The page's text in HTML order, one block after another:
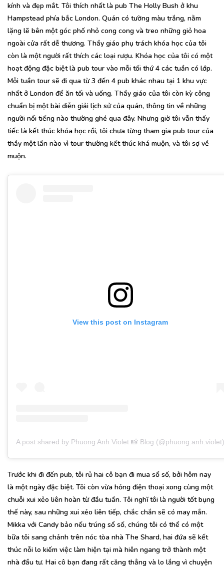
kính và đẹp mắt. Tôi thích nhất là pub The Holly Bush ở khu
Hampstead phía bắc London. Quán có tường màu trắng, nằm
lặng lẽ bên một góc phố nhỏ cong cong và treo những giỏ hoa
ngoài cửa rất dễ thương. Thầy giáo phụ trách khóa học của tôi
còn là một người rất thích các loại rượu. Khóa học của tôi có một
hoạt động đặc biệt là pub tour vào mỗi tối thứ 4 các tuần có lớp.
Mỗi tuần tour sẽ đi qua từ 3 đến 4 pub khác nhau tại 1 khu vực
nhất ở London để ăn tối và uống. Thầy giáo của tôi còn kỳ công
chuẩn bị một bài diễn giải lịch sử của quán, thông tin về những
người nổi tiếng nào thường ghé qua đây. Nhưng giờ tôi vẫn thấy
tiếc là kết thúc khóa học rồi, tôi chưa từng tham gia pub tour của
thầy một lần nào vì tour thường kết thúc khá muộn, và tôi sợ về
muộn.
View this post on Instagram
A post shared by Phuong Anh Violet 📸 Blog (@phuong.anh.violet)
Trước khi đi đến pub, tôi rủ hai cô bạn đi mua sổ số, bởi hôm nay
là một ngày đặc biệt. Tôi còn vừa hỏng điện thoại xong cùng một
chuỗi xui xẻo liên hoàn từ đầu tuần. Tôi nghĩ tôi là người tốt bụng
thế này, sau những xui xẻo liên tiếp, chắc chắn sẽ có may mắn.
Mikka với Candy bảo nếu trúng sổ số, chúng tôi có thể có một
bữa tôi sang chảnh trên nóc tòa nhà The Shard, hai đứa sẽ kết
thúc nỗi lo kiếm việc làm hiện tại mà hiên ngang trở thành một
nhà đầu tư. Hai cô bạn đang rất căng thẳng và lo lắng vì chuyện